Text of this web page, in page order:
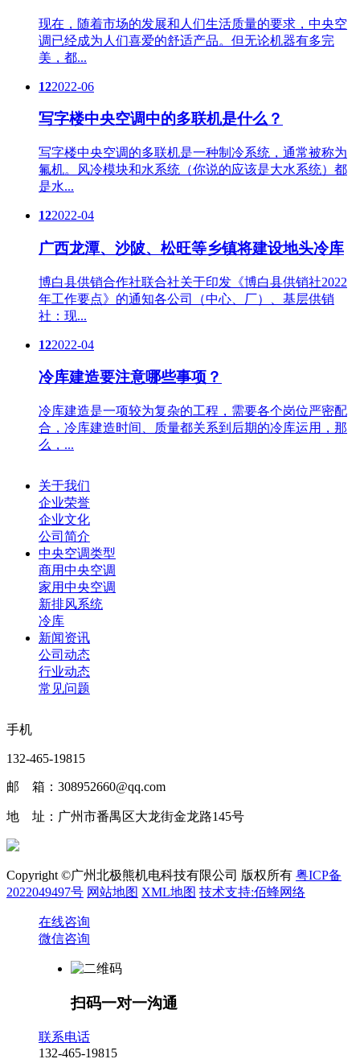
现在，随着市场的发展和人们生活质量的要求，中央空
调已经成为人们喜爱的舒适产品。但无论机器有多完
美，都...
122022-06
写字楼中央空调中的多联机是什么？
写字楼中央空调的多联机是一种制冷系统，通常被称为
氟机。风冷模块和水系统（你说的应该是大水系统）都
是水...
122022-04
广西龙潭、沙陂、松旺等乡镇将建设地头冷库
博白县供销合作社联合社关于印发《博白县供销社2022
年工作要点》的通知各公司（中心、厂）、基层供销
社：现...
122022-04
冷库建造要注意哪些事项？
冷库建造是一项较为复杂的工程，需要各个岗位严密配
合，冷库建造时间、质量都关系到后期的冷库运用，那
么，...
关于我们
企业荣誉
企业文化
公司简介
中央空调类型
商用中央空调
家用中央空调
新排风系统
冷库
新闻资讯
公司动态
行业动态
常见问题
手机
132-465-19815
邮 箱：308952660@qq.com
地 址：广州市番禺区大龙街金龙路145号
Copyright ©广州北极熊机电科技有限公司 版权所有 粤ICP备
2022049497号 网站地图 XML地图 技术支持:佰蜂网络
在线咨询
微信咨询
扫码一对一沟通
联系电话
132-465-19815